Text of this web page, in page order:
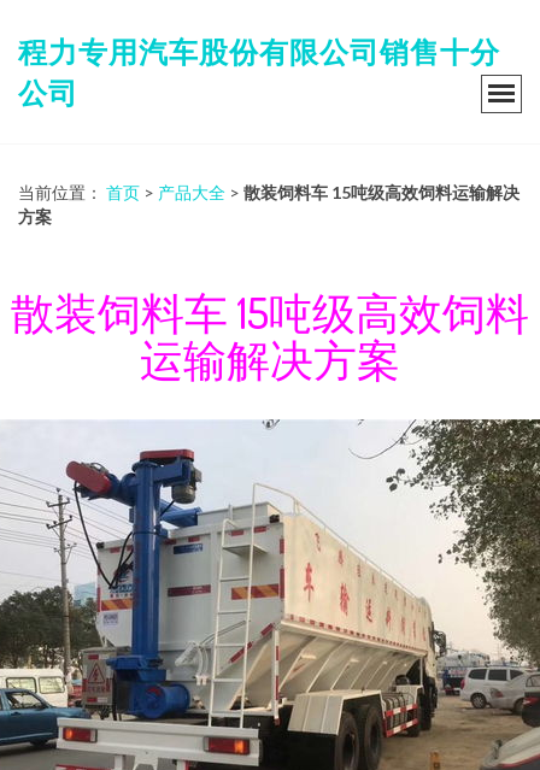
程力专用汽车股份有限公司销售十分
公司
当前位置： 首页 > 产品大全 > 散装饲料车 15吨级高效饲料运输解决
方案
散装饲料车 15吨级高效饲料
运输解决方案